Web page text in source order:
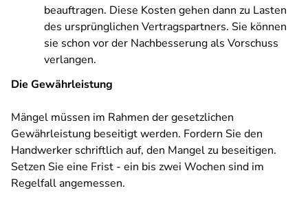
beauftragen. Diese Kosten gehen dann zu Lasten
des ursprünglichen Vertragspartners. Sie können
sie schon vor der Nachbesserung als Vorschuss
verlangen.
Die Gewährleistung
Mängel müssen im Rahmen der gesetzlichen
Gewährleistung beseitigt werden. Fordern Sie den
Handwerker schriftlich auf, den Mangel zu beseitigen.
Setzen Sie eine Frist - ein bis zwei Wochen sind im
Regelfall angemessen.